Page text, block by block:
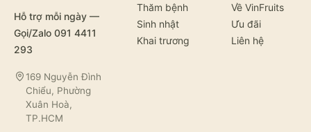
Hỗ trợ mỗi ngày —
Gọi/Zalo 091 4411
293
169 Nguyễn Đình
Chiểu, Phường
Xuân Hoà,
TP.HCM
Thăm bệnh
Sinh nhật
Khai trương
Về VinFruits
Ưu đãi
Liên hệ